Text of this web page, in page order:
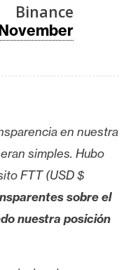
en nuestra
simples. Hubo
FTT (USD $
sobre el
nuestra posición